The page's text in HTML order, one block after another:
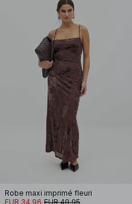
Robe maxi imprimé fleuri
EUR 34.96 EUR 49.95